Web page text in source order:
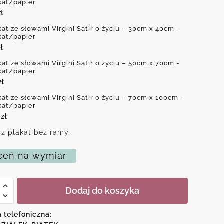
papier
ze słowami Virgini Satir o życiu – 30cm x 40cm -
papier
ze słowami Virgini Satir o życiu – 50cm x 70cm -
papier
ze słowami Virgini Satir o życiu – 70cm x 100cm -
papier
zł
plakat bez ramy.
na wymiar
Dodaj do koszyka
telefoniczna: